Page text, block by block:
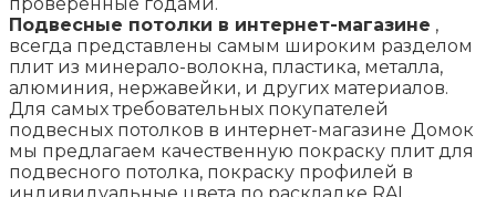
Подвесные потолки в интернет-магазине ,
всегда представлены самым широким разделом
плит из минерало-волокна, пластика, металла,
алюминия, нержавейки, и других материалов.
Для самых требовательных покупателей
подвесных потолков в интернет-магазине Домок
мы предлагаем качественную покраску плит для
подвесного потолка, покраску профилей в